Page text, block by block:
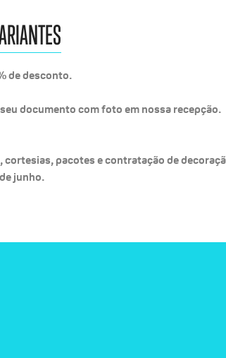
de desconto.
documento com foto em nossa recepção.
pacotes e contratação de
junho.